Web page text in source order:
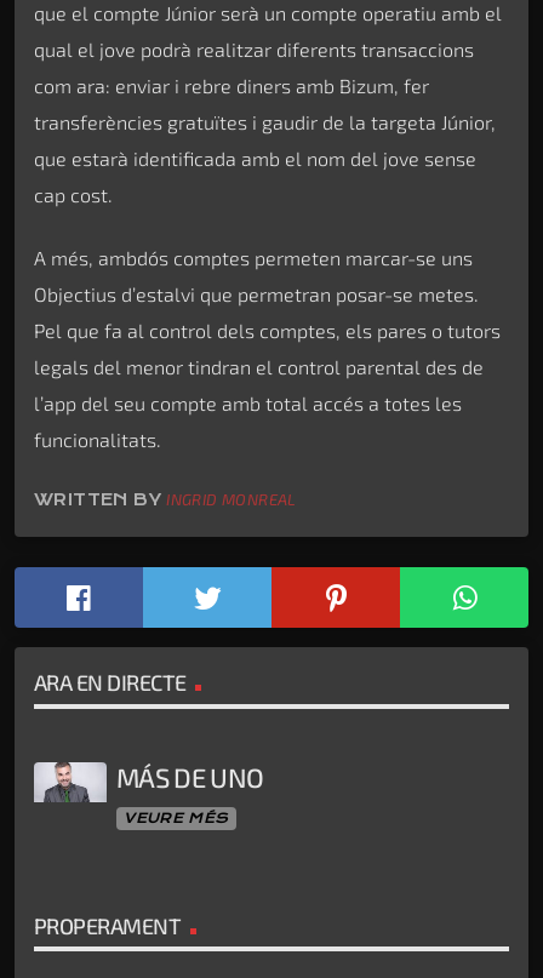
que el compte Júnior serà un compte operatiu amb el
qual el jove podrà realitzar diferents transaccions
com ara: enviar i rebre diners amb Bizum, fer
transferències gratuïtes i gaudir de la targeta Júnior,
que estarà identificada amb el nom del jove sense
cap cost.
A més, ambdós comptes permeten marcar-se uns
Objectius d’estalvi que permetran posar-se metes.
Pel que fa al control dels comptes, els pares o tutors
legals del menor tindran el control parental des de
l’app del seu compte amb total accés a totes les
funcionalitats.
WRITTEN BYINGRID MONREAL
ARA EN DIRECTE
MÁS DE UNO
VEURE MÉS
PROPERAMENT